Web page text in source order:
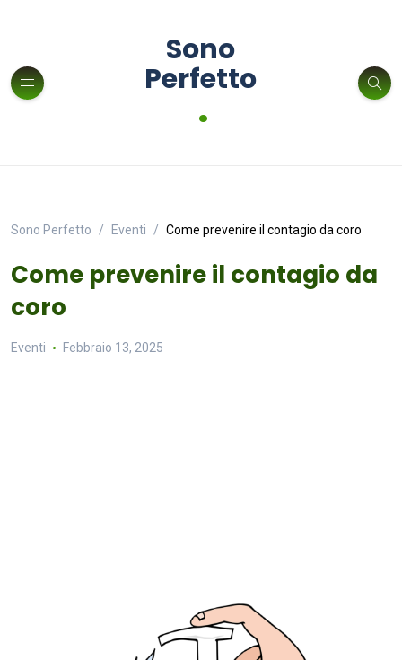
Sono
Perfetto
.
Sono Perfetto Eventi Come prevenire il contagio da coro
Come prevenire il contagio da
coro
Eventi Febbraio 13, 2025